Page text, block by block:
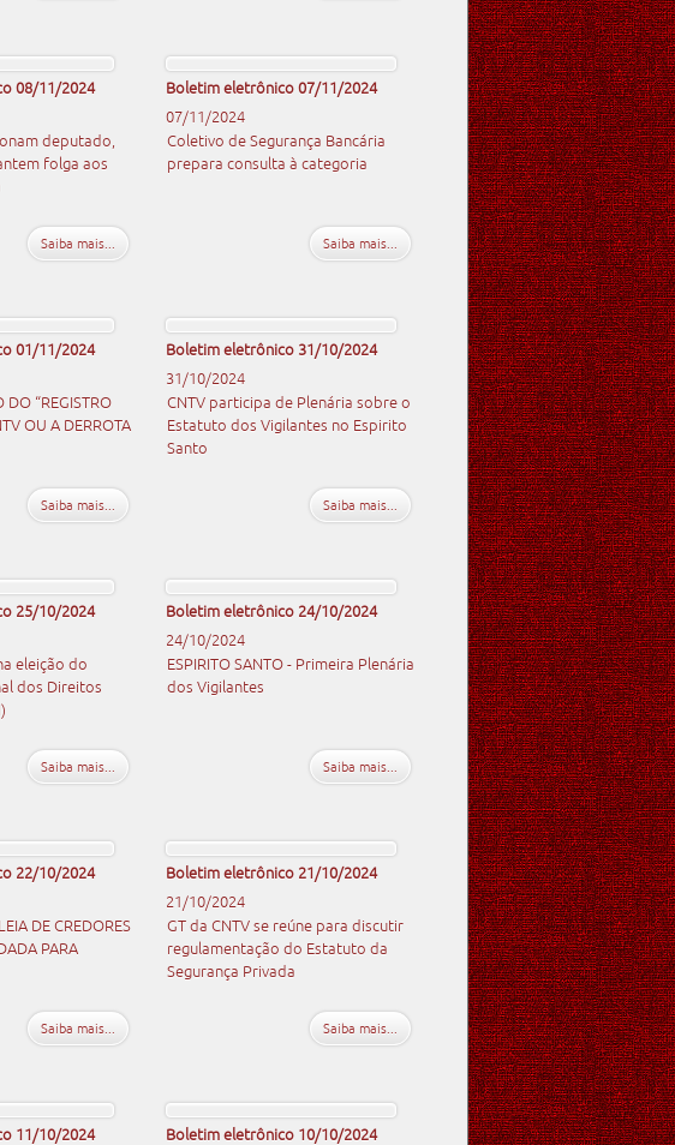
08/11/2024
deputado,
folga aos
Saiba mais...
Boletim eletrônico 07/11/2024
07/11/2024
Coletivo de Segurança Bancária
prepara consulta à categoria
Saiba mais...
01/11/2024
DO “REGISTRO
OU A DERROTA
Saiba mais...
Boletim eletrônico 31/10/2024
31/10/2024
CNTV participa de Plenária sobre o
Estatuto dos Vigilantes no Espirito
Santo
Saiba mais...
25/10/2024
eleição do
dos Direitos
Saiba mais...
Boletim eletrônico 24/10/2024
24/10/2024
ESPIRITO SANTO - Primeira Plenária
dos Vigilantes
Saiba mais...
22/10/2024
DE CREDORES
PARA
Saiba mais...
Boletim eletrônico 21/10/2024
21/10/2024
GT da CNTV se reúne para discutir
regulamentação do Estatuto da
Segurança Privada
Saiba mais...
11/10/2024
Boletim eletrônico 10/10/2024